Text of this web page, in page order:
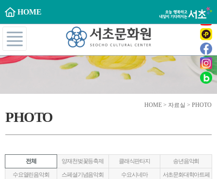
HOME
HOME > 자료실 > PHOTO
PHOTO
전체 양재천벚꽃등축제 클래식판타지
송년음악회
수요열린음악회
스페셜기념음악회 수요시네마
서초문화대학아트페